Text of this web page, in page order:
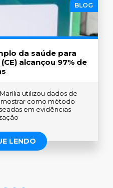
BLOG
da saúde para
alcançou 97% de
utilizou dados de
mostrar como método
em evidências
LENDO